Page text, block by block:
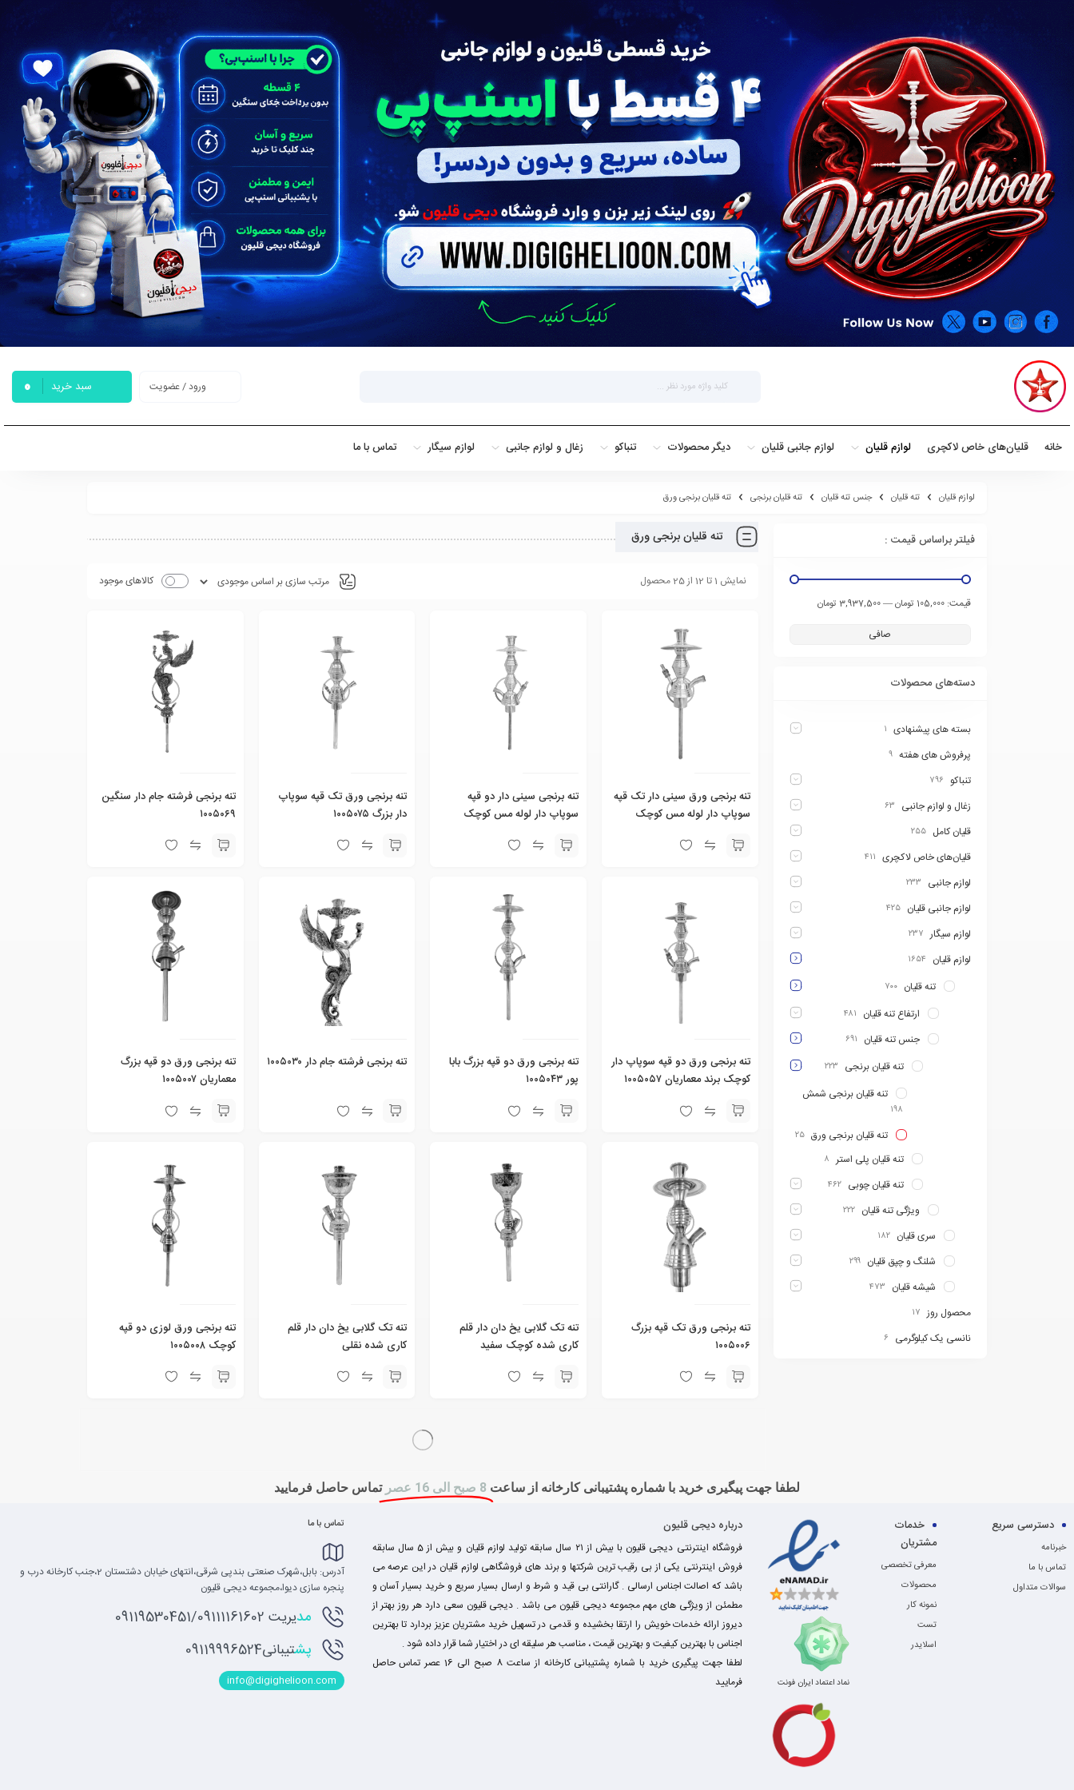
ورود / عضویت سبد خرید 0
خانه قلیان‌های خاص لاکچری لوازم قلیان لوازم جانبی قلیان دیگر محصولات تنباکو زغال و لوازم جانبی لوازم سیگار تماس با ما
لوازم قلیان تنه قلیان جنس تنه قلیان تنه قلیان برنجی تنه قلیان برنجی ورق
تنه قلیان برنجی ورق
نمایش 1 تا 12 از 25 محصول کالاهای موجود
تنه برنجی ورق سینی دار تک قپه
سوپاپ دار لوله مس کوچک
تنه برنجی سینی دار دو قپه
سوپاپ دار لوله مس کوچک
تنه برنجی ورق تک قپه سوپاپ
دار بزرگ ۱۰۰۵۰۷۵
تنه برنجی فرشته جام دار سنگین
۱۰۰۵۰۶۹
تنه برنجی ورق دو قپه سوپاپ دار
کوچک برند معماریان ۱۰۰۵۰۵۷
تنه برنجی ورق دو قپه بزرگ بابا
پور ۱۰۰۵۰۴۳
تنه برنجی فرشته جام دار ۱۰۰۵۰۳۰
تنه برنجی ورق دو قپه بزرگ
معماریان ۱۰۰۵۰۰۷
تنه برنجی ورق تک قپه بزرگ
۱۰۰۵۰۰۶
تنه تک گلابی یخ دان دار قلم
کاری شده کوچک سفید
تنه تک گلابی یخ دان دار قلم
کاری شده نقلی
تنه برنجی ورق لوزی دو قپه
کوچک ۱۰۰۵۰۰۸
فیلتر براساس قیمت :
صافی
قيمت: 105,000 تومان —3,937,500 تومان
دسته‌های محصولات
بسته های پیشنهادی ۱
پرفروش های هفته ۹
تنباکو ۷۹۶
زغال و لوازم جانبی ۶۳
قلیان کامل ۲۵۵
قلیان‌های خاص لاکچری ۴۱۱
لوازم جانبی ۲۳۳
لوازم جانبی قلیان ۴۲۵
لوازم سیگار ۲۳۷
لوازم قلیان ۱۶۵۴
تنه قلیان ۷۰۰
ارتفاع تنه قلیان ۴۸۱
جنس تنه قلیان ۶۹۱
تنه قلیان برنجی ۲۲۳
تنه قلیان برنجی شمش
۱۹۸
تنه قلیان برنجی ورق ۲۵
تنه قلیان پلی استر ۸
تنه قلیان چوبی ۴۶۲
ویژگی تنه قلیان ۲۲۲
سری قلیان ۱۸۲
شلنگ و چپق قلیان ۲۹۹
شیشه قلیان ۴۷۳
محصول روز ۱۷
نانسی یک کیلوگرمی ۶
لطفا جهت پیگیری خرید با شماره پشتیبانی کارخانه از ساعت 8 صبح الی 16 عصر تماس حاصل فرمایید
دسترسی سریع
خبرنامه
تماس با ما
سوالات متداول
خدمات
مشتریان
معرفی تخصصی
محصولات
نمونه کار
تست
اسلایدر
نماد اعتماد ایران فونت
درباره دیجی قلیون
فروشگاه اینترنتی دیجی قلیون با بیش از ۲۱ سال سابقه تولید لوازم قلیان و بیش از 5 سال سابقه
فروش اینترنتی یکی از بی رقیب ترین شرکتها و برند های فروشگاهی لوازم قلیان در این عرصه می
باشد که اصالت اجناس ارسالی . گارانتی بی قید و شرط و ارسال بسیار سریع و خرید بسیار آسان و
مطمئن از ویژگی های مهم مجموعه دیجی قلیون می باشد . دیجی قلیون سعی دارد هر روز بهتر از
دیروز ارائه خدمات خویش را ارتقا بخشیده و قدمی در تسهیل خرید مشتریان عزیز بردارد تا بهترین
اجناس با بهترین کیفیت و بهترین قیمت ، مناسب هر سلیقه ای در اختیار شما قرار داده شود .
لطفا جهت پیگیری خرید با شماره پشتیبانی کارخانه از ساعت 8 صبح الی 16 عصر تماس حاصل
فرمایید
تماس با ما
آدرس: بابل،شهرک صنعتی بندپی شرقی،انتهای خیابان دشتستان 2،جنب کارخانه درب و
پنجره سازی دیوا،مجموعه دیجی قلیون
مدیریت 09119530451/09111161602
پشتیبانی09119996524
info@digighelioon.com